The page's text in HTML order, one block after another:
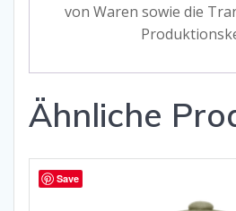
von Waren sowie die
Ähnliche
Save